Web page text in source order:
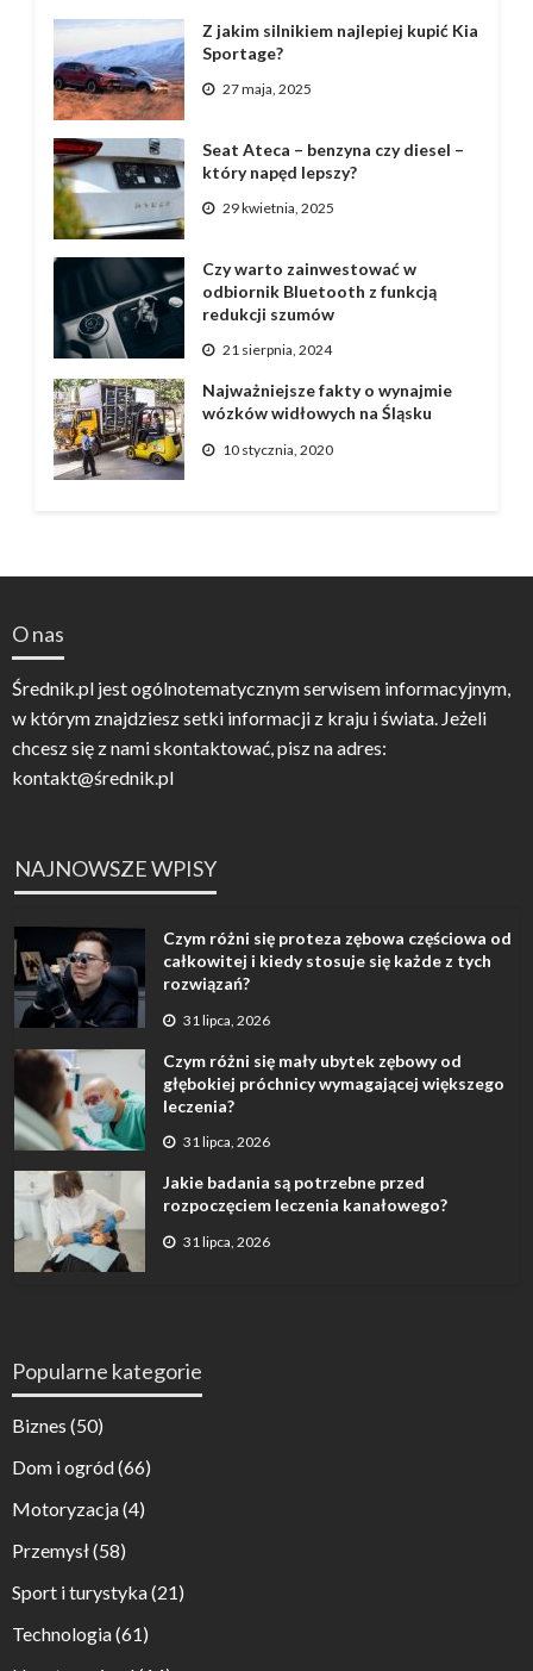
Z jakim silnikiem najlepiej kupić Kia
Sportage?
27 maja, 2025
Seat Ateca – benzyna czy diesel –
który napęd lepszy?
29 kwietnia, 2025
Czy warto zainwestować w
odbiornik Bluetooth z funkcją
redukcji szumów
21 sierpnia, 2024
Najważniejsze fakty o wynajmie
wózków widłowych na Śląsku
10 stycznia, 2020
O nas
Średnik.pl jest ogólnotematycznym serwisem informacyjnym,
w którym znajdziesz setki informacji z kraju i świata. Jeżeli
chcesz się z nami skontaktować, pisz na adres:
kontakt@średnik.pl
NAJNOWSZE WPISY
Czym różni się proteza zębowa częściowa od
całkowitej i kiedy stosuje się każde z tych
rozwiązań?
31 lipca, 2026
Czym różni się mały ubytek zębowy od
głębokiej próchnicy wymagającej większego
leczenia?
31 lipca, 2026
Jakie badania są potrzebne przed
rozpoczęciem leczenia kanałowego?
31 lipca, 2026
Popularne kategorie
Biznes (50)
Dom i ogród(66)
Motoryzacja(4)
Przemysł(58)
Sport i turystyka(21)
Technologia(61)